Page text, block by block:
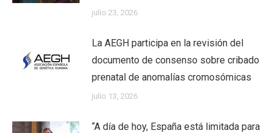
julio 23, 2026
La AEGH participa en la revisión del
documento de consenso sobre cribado
prenatal de anomalías cromosómicas
julio 13, 2026
“A día de hoy, España está limitada para